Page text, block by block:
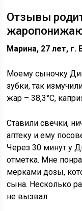
Отзывы
Марина, 27 лет, г.
Моему сыночку
зубки, так
жар – 38,3°C,
Ставили свечки,
аптеку и ему
Через 30 минут у
отметка. Мне
мерками дозы,
сына. Несколько
не вызвал.